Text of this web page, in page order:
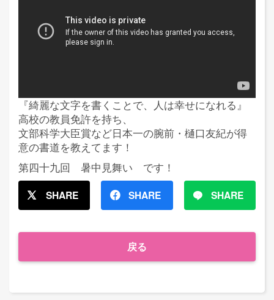
『綺麗な文字を書くことで、人は幸せになれる』
高校の教員免許を持ち、
文部科学大臣賞など日本一の腕前・樋口友紀が得
意の書道を教えてます！
第四十九回 暑中見舞い です！
SHARE SHARE SHARE
戻る